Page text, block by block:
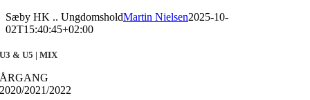
Sæby HK .. UngdomsholdMartin Nielsen2025-10-
02T15:40:45+02:00
U3 & U5 | MIX
ÅRGANG
2020/2021/2022